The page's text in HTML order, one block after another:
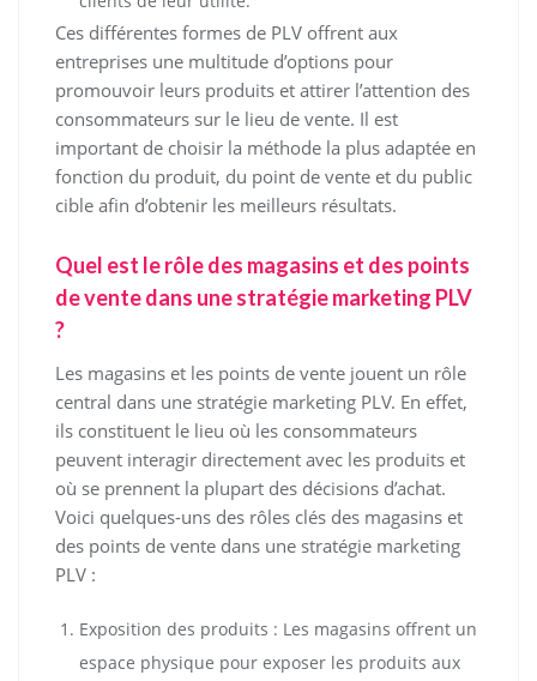
Ces différentes formes de PLV offrent aux
entreprises une multitude d’options pour
promouvoir leurs produits et attirer l’attention des
consommateurs sur le lieu de vente. Il est
important de choisir la méthode la plus adaptée en
fonction du produit, du point de vente et du public
cible afin d’obtenir les meilleurs résultats.
Quel est le rôle des magasins et des points
de vente dans une stratégie marketing PLV
?
Les magasins et les points de vente jouent un rôle
central dans une stratégie marketing PLV. En effet,
ils constituent le lieu où les consommateurs
peuvent interagir directement avec les produits et
où se prennent la plupart des décisions d’achat.
Voici quelques-uns des rôles clés des magasins et
des points de vente dans une stratégie marketing
PLV :
Exposition des produits : Les magasins offrent un
espace physique pour exposer les produits aux